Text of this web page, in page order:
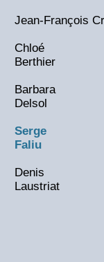
Jean-François
Chloé
Berthier
Barbara
Delsol
Serge
Faliu
Denis
Laustriat